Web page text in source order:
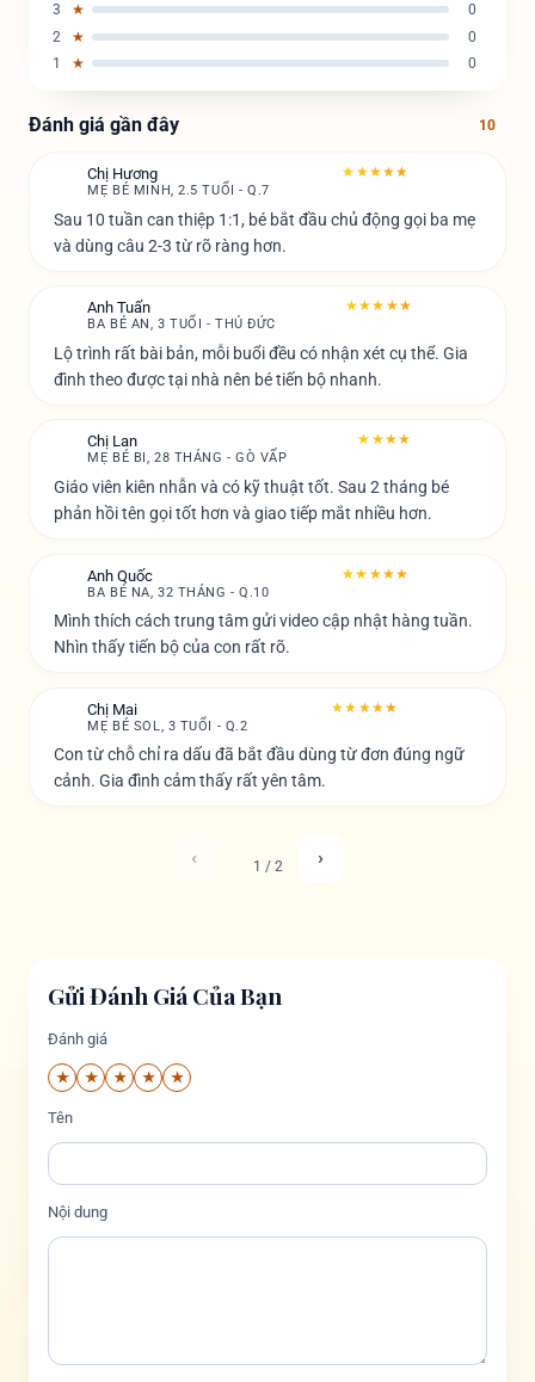
3
★
0
2
★
0
1
★ 0
Đánh giá gần đây 10
Chị Hương
MẸ BÉ MINH, 2.5 TUỔI - Q.7
★★★★★
Sau 10 tuần can thiệp 1:1, bé bắt đầu chủ động gọi ba mẹ
và dùng câu 2-3 từ rõ ràng hơn.
Anh Tuấn
BA BÉ AN, 3 TUỔI - THỦ ĐỨC
★★★★★
Lộ trình rất bài bản, mỗi buổi đều có nhận xét cụ thể. Gia
đình theo được tại nhà nên bé tiến bộ nhanh.
Chị Lan
MẸ BÉ BI, 28 THÁNG - GÒ VẤP
★★★★
Giáo viên kiên nhẫn và có kỹ thuật tốt. Sau 2 tháng bé
phản hồi tên gọi tốt hơn và giao tiếp mắt nhiều hơn.
Anh Quốc
BA BÉ NA, 32 THÁNG - Q.10
★★★★★
Mình thích cách trung tâm gửi video cập nhật hàng tuần.
Nhìn thấy tiến bộ của con rất rõ.
Chị Mai
MẸ BÉ SOL, 3 TUỔI - Q.2
★★★★★
Con từ chỗ chỉ ra dấu đã bắt đầu dùng từ đơn đúng ngữ
cảnh. Gia đình cảm thấy rất yên tâm.
‹ 1 / 2 ›
Gửi Đánh Giá Của Bạn
Đánh giá
★ ★ ★ ★ ★
Tên
Nội dung